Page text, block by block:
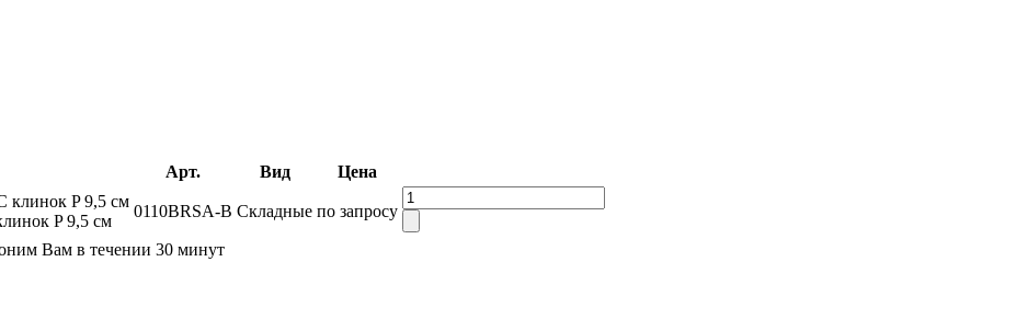
Арт. Вид Цена
P 9,5 см
0110BRSA-B Складные по запросу
Вам в течении 30 минут